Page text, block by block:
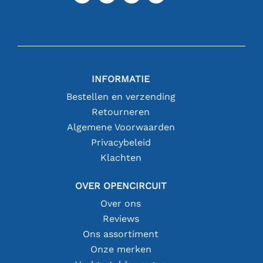
INFORMATIE
Bestellen en verzending
Retourneren
Algemene Voorwaarden
Privacybeleid
Klachten
OVER OPENCIRCUIT
Over ons
Reviews
Ons assortiment
Onze merken